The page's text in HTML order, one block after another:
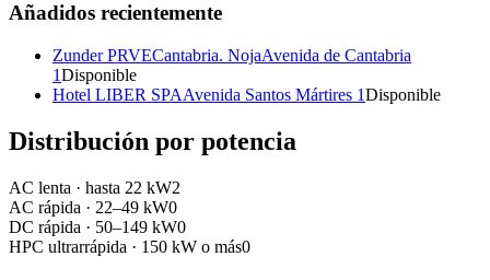
Añadidos recientemente
Zunder PRVECantabria. NojaAvenida de Cantabria
1Disponible
Hotel LIBER SPAAvenida Santos Mártires 1Disponible
Distribución por potencia
AC lenta · hasta 22 kW2
AC rápida · 22–49 kW0
DC rápida · 50–149 kW0
HPC ultrarrápida · 150 kW o más0